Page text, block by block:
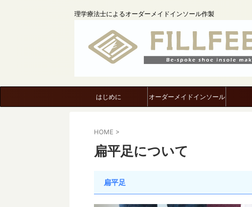
理学療法士によるオーダーメイドインソール作製
はじめに オーダーメイドインソール
HOME >
扁平足について
扁平足